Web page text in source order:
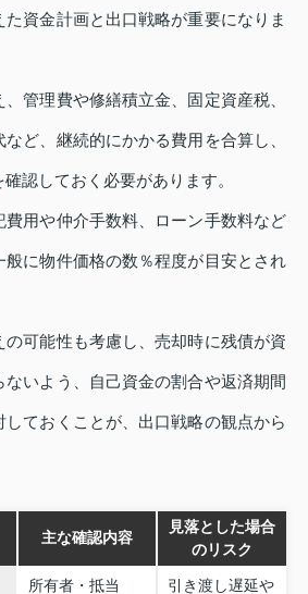
た資金計画と出口戦略が重要になりま
管理費や修繕積立金、固定資産税、
ど、継続的にかかる費用を合算し、
認しておく必要があります。
費用や仲介手数料、ローン手数料など
に物件価格の数％程度が目安とされ
可能性も考慮し、売却時に残債が資
ないよう、自己資金の割合や返済期間
しておくことが、出口戦略の観点から
主な確認内容
見落とした場合
のリスク
所有者・抵当
引き渡し遅延や